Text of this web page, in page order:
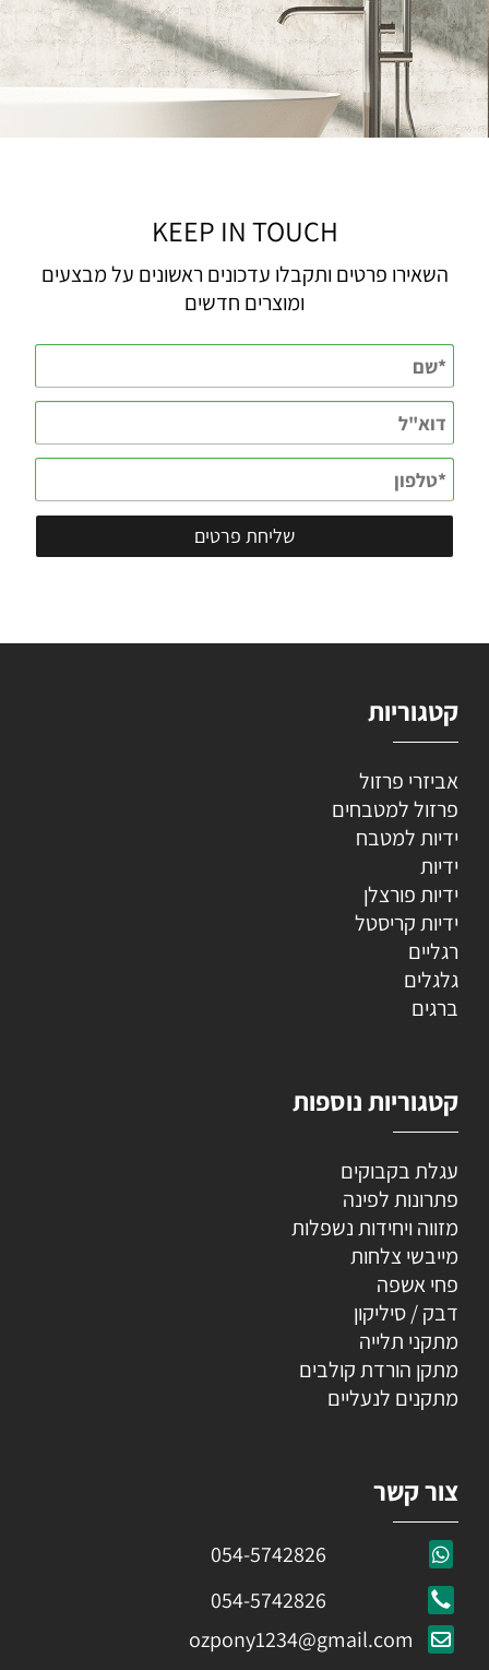
KEEP IN TOUCH
השאירו פרטים ותקבלו עדכונים ראשונים על מבצעים
ומוצרים חדשים
קטגוריות
אביזרי פרזול
פרזול למטבחים
ידיות למטבח
ידיות
ידיות פורצלן
ידיות קריסטל
רגליים
גלגלים
ברגים
קטגוריות נוספות
עגלת בקבוקים
פתרונות לפינה
מזווה ויחידות נשפלות
מייבשי צלחות
פחי אשפה
דבק / סיליקון
מתקני תלייה
מתקן הורדת קולבים
מתקנים לנעליים
צור קשר
054-5742826
054-5742826
ozpony1234@gmail.com